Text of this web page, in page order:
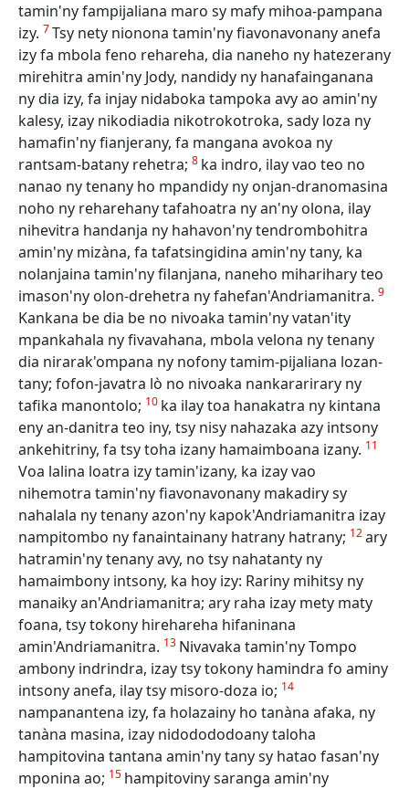
tamin'ny fampijaliana maro sy mafy mihoa-pampana
izy. 7Tsy nety nionona tamin'ny fiavonavonany anefa
izy fa mbola feno rehareha, dia naneho ny hatezerany
mirehitra amin'ny Jody, nandidy ny hanafainganana
ny dia izy, fa injay nidaboka tampoka avy ao amin'ny
kalesy, izay nikodiadia nikotrokotroka, sady loza ny
hamafin'ny fianjerany, fa mangana avokoa ny
rantsam-batany rehetra; 8 ka indro, ilay vao teo no
nanao ny tenany ho mpandidy ny onjan-dranomasina
noho ny reharehany tafahoatra ny an'ny olona, ilay
nihevitra handanja ny hahavon'ny tendrombohitra
amin'ny mizàna, fa tafatsingidina amin'ny tany, ka
nolanjaina tamin'ny filanjana, naneho miharihary teo
imason'ny olon-drehetra ny fahefan'Andriamanitra. 9
Kankana be dia be no nivoaka tamin'ny vatan'ity
mpankahala ny fivavahana, mbola velona ny tenany
dia nirarak'ompana ny nofony tamim-pijaliana lozan-
tany; fofon-javatra lò no nivoaka nankararirary ny
tafika manontolo; 10 ka ilay toa hanakatra ny kintana
eny an-danitra teo iny, tsy nisy nahazaka azy intsony
ankehitriny, fa tsy toha izany hamaimboana izany. 11
Voa lalina loatra izy tamin'izany, ka izay vao
nihemotra tamin'ny fiavonavonany makadiry sy
nahalala ny tenany azon'ny kapok'Andriamanitra izay
nampitombo ny fanaintainany hatrany hatrany; 12ary
hatramin'ny tenany avy, no tsy nahatanty ny
hamaimbony intsony, ka hoy izy: Rariny mihitsy ny
manaiky an'Andriamanitra; ary raha izay mety maty
foana, tsy tokony hirehareha hifaninana
amin'Andriamanitra. 13 Nivavaka tamin'ny Tompo
ambony indrindra, izay tsy tokony hamindra fo aminy
intsony anefa, ilay tsy misoro-doza io; 14
nampanantena izy, fa holazainy ho tanàna afaka, ny
tanàna masina, izay nidodododoany taloha
hampitovina tantana amin'ny tany sy hatao fasan'ny
mponina ao; 15 hampitoviny saranga amin'ny